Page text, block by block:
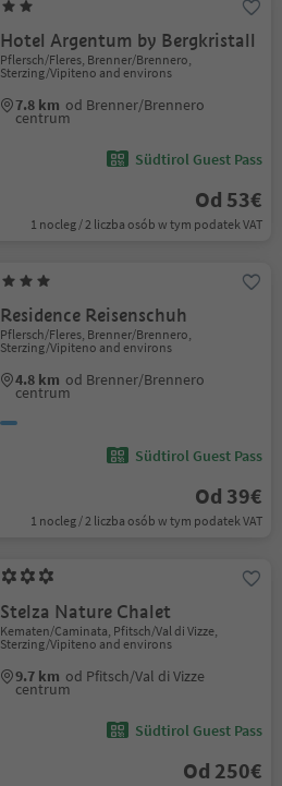
Hotel Argentum by Bergkristall
Pflersch/Fleres, Brenner/Brennero,
Sterzing/Vipiteno and environs
7.8 km od Brenner/Brennero
centrum
Südtirol Guest Pass
Od 53€
1 nocleg / 2 liczba osób w tym podatek VAT
Residence Reisenschuh
Pflersch/Fleres, Brenner/Brennero,
Sterzing/Vipiteno and environs
4.8 km od Brenner/Brennero
centrum
Südtirol Guest Pass
Od 39€
1 nocleg / 2 liczba osób w tym podatek VAT
Stelza Nature Chalet
Kematen/Caminata, Pfitsch/Val di Vizze,
Sterzing/Vipiteno and environs
9.7 km od Pfitsch/Val di Vizze
centrum
Südtirol Guest Pass
Od 250€